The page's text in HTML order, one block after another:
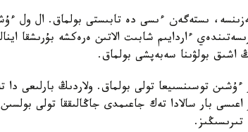
ىستەگەن ءىسى دە تابىستى بولماق. ال ول
ءاردايىم شابىت الاتىن ەرەكشە بۇرىشقا
اشىق بولۋىنا سەبەپشى بولماق.
توسىنسىيعا تولى بولماق. ولاردىڭ بارلىعى دا
بار سالادا تەك جاعىمدى جاڭالىققا تولى